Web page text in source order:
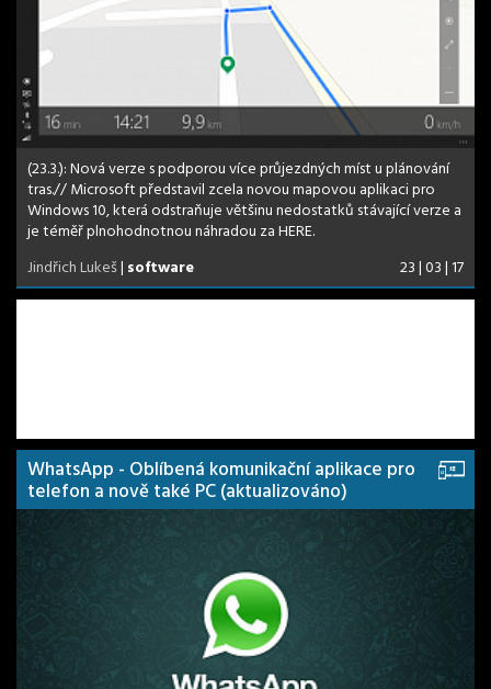
(23.3.): Nová verze s podporou více průjezdných míst u plánování
tras.// Microsoft představil zcela novou mapovou aplikaci pro
Windows 10, která odstraňuje většinu nedostatků stávající verze a
je téměř plnohodnotnou náhradou za HERE.
Jindřich Lukeš| software 23 | 03 | 17
WhatsApp - Oblíbená komunikační aplikace pro
telefon a nově také PC (aktualizováno)